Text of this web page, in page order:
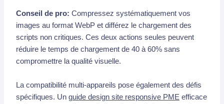
Conseil de pro: Compressez systématiquement vos
images au format WebP et différez le chargement des
scripts non critiques. Ces deux actions seules peuvent
réduire le temps de chargement de 40 à 60% sans
compromettre la qualité visuelle.
La compatibilité multi-appareils pose également des défis
spécifiques. Un guide design site responsive PME efficace